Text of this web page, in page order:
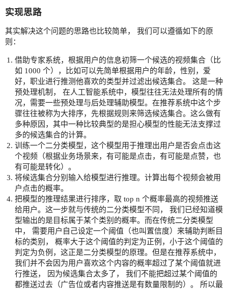
实现思路
其实解决这个问题的思路也比较简单， 我们可以遵循如下的原
则：
借助专家系统，根据用户的信息初筛一个候选的视频集合（比
如 1000 个），比如可以先简单根据用户的年龄，性别，爱
好，职业进行推测他喜欢的类型并过滤出候选集合。 这是一种
预处理机制， 在人工智能系统中，模型往往无法处理所有的情
况，需要一些预处理与后处理辅助模型。在推荐系统中这个步
骤往往被称为大排序，先根据规则来筛选候选集合。这么做有
多种原因，其中一种比较典型的是担心模型的性能无法支撑过
多的候选集合的计算。
训练一个二分类模型，这个模型用于推理出用户是否会点击这
个视频（根据业务场景来，有可能是点击，有可能是点赞，也
有可能是转化）。
将候选集合分别输入给模型进行推理。计算出每个视频会被用
户点击的概率。
把模型的推理结果进行排序，取 top n 个概率最高的视频推送
给用户。这一步就与传统的二分类模型不同， 我们已经知道模
型输出的是目标属于某个类别的概率。而在传统二分类模型
中， 需要用户自己设定一个阈值（也叫置信度）来辅助判断目
标的类别， 概率大于这个阈值的判定为正例，小于这个阈值的
判定为负例，这正是二分类模型的原理。但是在推荐系统中，
我们并不会因为用户喜欢这个内容的概率超过了某个阈值就进
行推送， 因为候选集合太多了， 我们不能把超过某个阈值的
都推送过去（广告位或者内容推送是有数量限制的）。 所以最